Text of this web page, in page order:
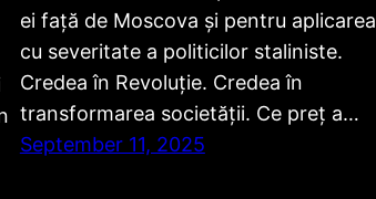
ei față de Moscova și pentru aplicarea
cu severitate a politicilor staliniste.
Credea în Revoluție. Credea în
transformarea societății. Ce preț a…
September 11, 2025